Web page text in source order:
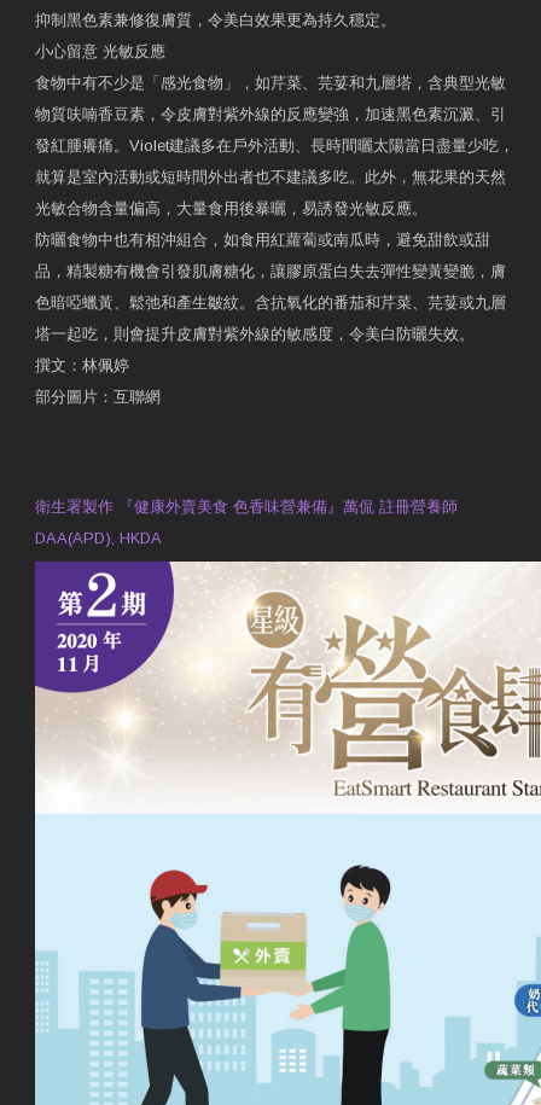
抑制黑色素兼修復膚質，令美白效果更為持久穩定。
小心留意 光敏反應
食物中有不少是「感光食物」，如芹菜、芫荽和九層塔，含典型光敏
物質呋喃香豆素，令皮膚對紫外線的反應變強，加速黑色素沉澱、引
發紅腫癢痛。Violet建議多在戶外活動、長時間曬太陽當日盡量少吃，
就算是室內活動或短時間外出者也不建議多吃。此外，無花果的天然
光敏合物含量偏高，大量食用後暴曬，易誘發光敏反應。
防曬食物中也有相沖組合，如食用紅蘿蔔或南瓜時，避免甜飲或甜
品，精製糖有機會引發肌膚糖化，讓膠原蛋白失去彈性變黃變脆，膚
色暗啞蠟黃、鬆弛和產生皺紋。含抗氧化的番茄和芹菜、芫荽或九層
塔一起吃，則會提升皮膚對紫外線的敏感度，令美白防曬失效。
撰文：林佩婷
部分圖片：互聯網
衛生署製作 『健康外賣美食 色香味營兼備』萬侃 註冊營養師
DAA(APD), HKDA